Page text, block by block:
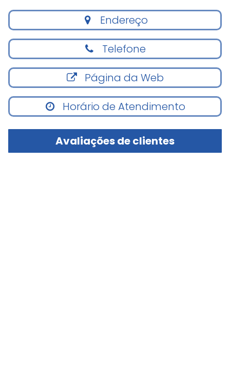
Endereço
Telefone
Página da Web
Horário de Atendimento
Avaliações de clientes